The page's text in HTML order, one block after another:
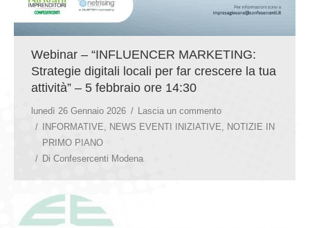
Webinar – “INFLUENCER MARKETING:
Strategie digitali locali per far crescere la tua
attività” – 5 febbraio ore 14:30
lunedì 26 Gennaio 2026
Lascia un commento
INFORMATIVE
NEWS EVENTI INIZIATIVE
NOTIZIE IN
PRIMO PIANO
Di Confesercenti Modena